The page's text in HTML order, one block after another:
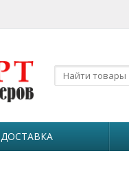
ДОСТАВКА